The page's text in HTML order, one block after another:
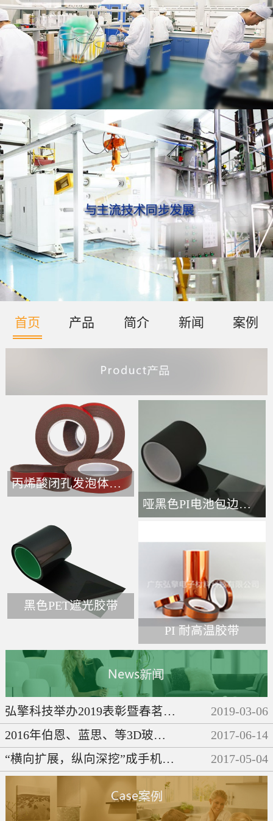
首页 产品 简介 新闻 案例
丙烯酸闭孔发泡体胶带-
哑黑色PI电池包边接头胶带
黑色PET遮光胶带
PI 耐高温胶带
弘擎科技举办2019表彰暨春茗晚会 2019-03-06
2016年伯恩、蓝思、等3D玻璃企业们都做了些啥呢？
2017-06-14
“横向扩展，纵向深挖”成手机产业链发展必然趋势
2017-05-04